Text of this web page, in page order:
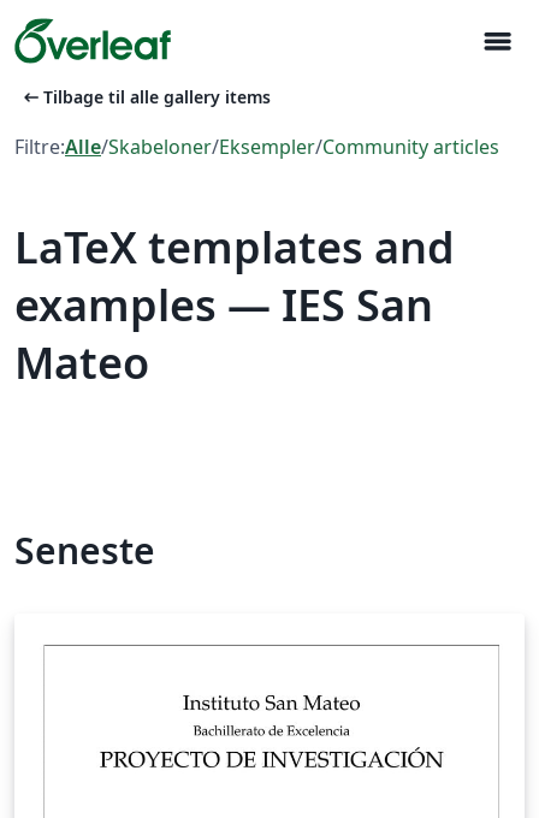
menu
arrow_left_alt Tilbage til alle gallery items
Filtre:Alle/Skabeloner/Eksempler/Community articles
LaTeX templates and
examples — IES San
Mateo
Seneste